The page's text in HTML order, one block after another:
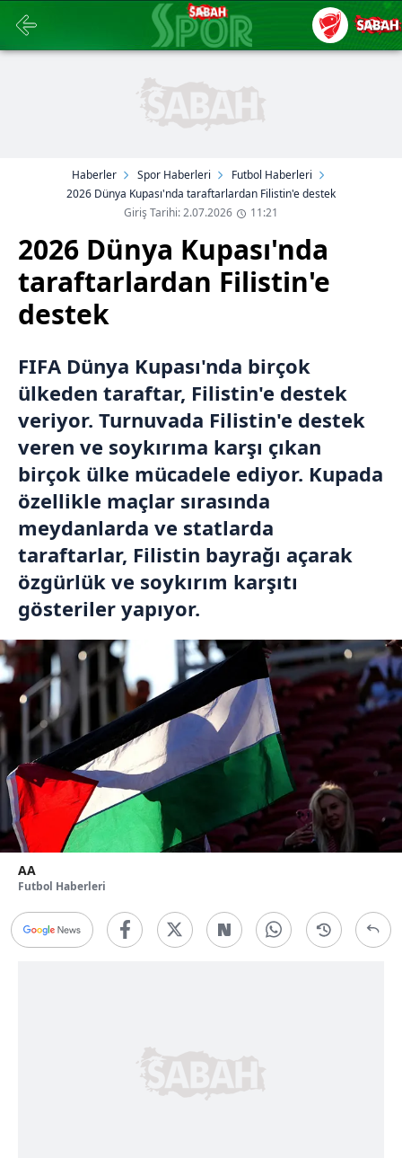
Haberler Spor Haberleri
Futbol Haberleri
2026 Dünya Kupası'nda taraftarlardan Filistin'e destek
Giriş Tarihi: 2.07.2026
11:21
2026 Dünya Kupası'nda
taraftarlardan Filistin'e
destek
FIFA Dünya Kupası'nda birçok
ülkeden taraftar, Filistin'e destek
veriyor. Turnuvada Filistin'e destek
veren ve soykırıma karşı çıkan
birçok ülke mücadele ediyor. Kupada
özellikle maçlar sırasında
meydanlarda ve statlarda
taraftarlar, Filistin bayrağı açarak
özgürlük ve soykırım karşıtı
gösteriler yapıyor.
AA
Futbol Haberleri